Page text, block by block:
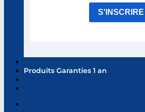
S'INSCRIRE
Produits Garanties 1 an